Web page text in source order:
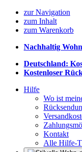
zur Navigation
zum Inhalt
zum Warenkorb
Nachhaltig
Deutschland:
Kostenloser
Hilfe
Wo ist
Kontakt
Alle Hilfe-